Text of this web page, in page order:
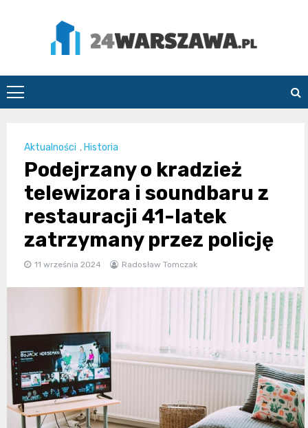
24Warszawa.pl
Aktualności , Historia
Podejrzany o kradzież
telewizora i soundbaru z
restauracji 41-latek
zatrzymany przez policję
11 września 2024 Radosław Tomczak